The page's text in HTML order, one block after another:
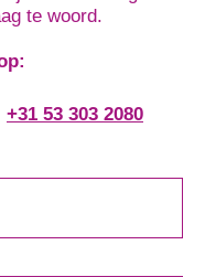
te woord.
+31 53 303 2080